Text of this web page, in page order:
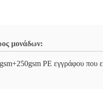
μονάδων:
PE εγγράφου που